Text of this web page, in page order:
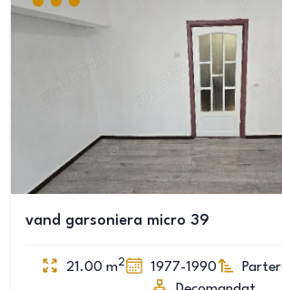
vand garsoniera micro 39
21.00 m2 1977-1990 Parter